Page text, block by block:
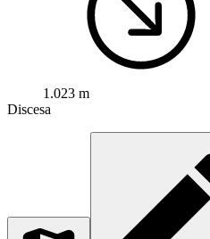
1.023 m
Discesa